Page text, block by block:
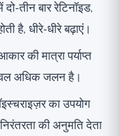
तीन बार रेटिनॉइड,
है, धीरे-धीरे बढ़ाएं।
की मात्रा पर्याप्त
अधिक जलन है।
का उपयोग
की अनुमति देता